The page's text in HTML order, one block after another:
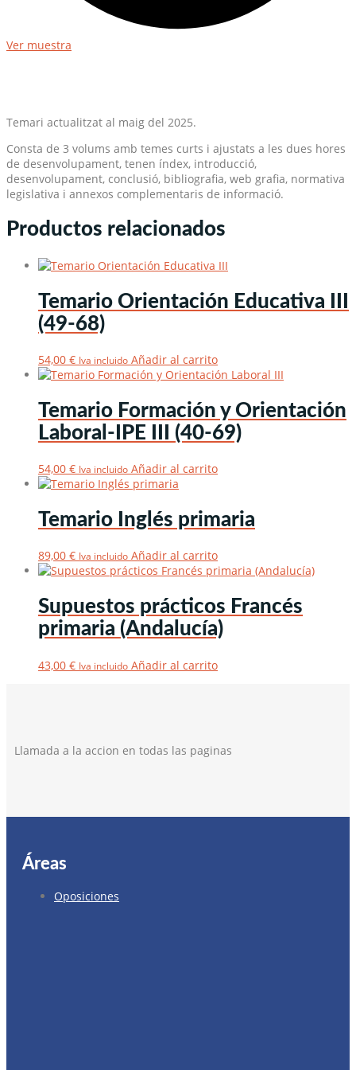
Ver muestra
Temari actualitzat al maig del 2025.
Consta de 3 volums amb temes curts i ajustats a les dues hores
de desenvolupament, tenen índex, introducció,
desenvolupament, conclusió, bibliografia, web grafia, normativa
legislativa i annexos complementaris de informació.
Productos relacionados
Temario Orientación Educativa III
(49-68)
54,00 € Iva incluido Añadir al carrito
Temario Formación y Orientación
Laboral-IPE III (40-69)
54,00 € Iva incluido Añadir al carrito
Temario Inglés primaria
89,00 € Iva incluido Añadir al carrito
Supuestos prácticos Francés
primaria (Andalucía)
43,00 € Iva incluido Añadir al carrito
Llamada a la accion en todas las paginas
Áreas
Oposiciones